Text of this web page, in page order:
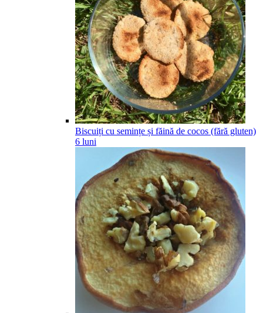
Biscuiți cu semințe și făină de cocos (fără gluten)
6 luni